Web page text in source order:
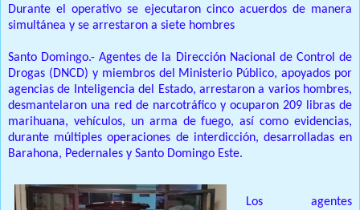
Durante el operativo se ejecutaron cinco acuerdos de manera
simultánea y se arrestaron a siete hombres
Santo Domingo.- Agentes de la Dirección Nacional de Control de
Drogas (DNCD) y miembros del Ministerio Público, apoyados por
agencias de Inteligencia del Estado, arrestaron a varios hombres,
desmantelaron una red de narcotráfico y ocuparon 209 libras de
marihuana, vehículos, un arma de fuego, así como evidencias,
durante múltiples operaciones de interdicción, desarrolladas en
Barahona, Pedernales y Santo Domingo Este.
Los agentes